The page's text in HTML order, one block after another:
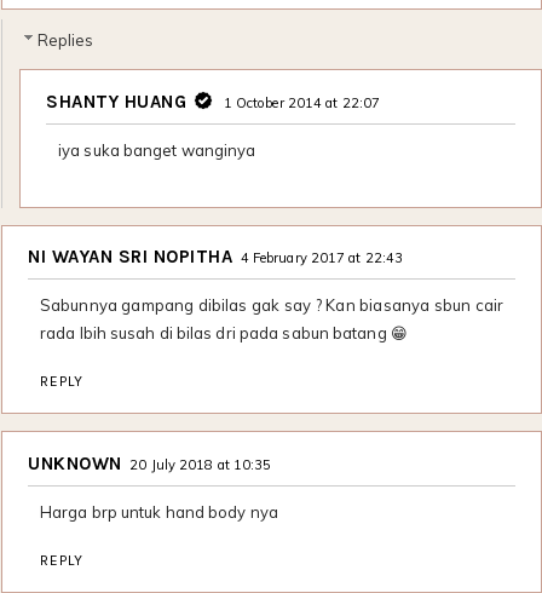
Replies
SHANTY HUANG 1 October 2014 at 22:07
iya suka banget wanginya
NI WAYAN SRI NOPITHA 4 February 2017 at 22:43
Sabunnya gampang dibilas gak say ? Kan biasanya sbun cair
rada lbih susah di bilas dri pada sabun batang 😁
REPLY
UNKNOWN 20 July 2018 at 10:35
Harga brp untuk hand body nya
REPLY